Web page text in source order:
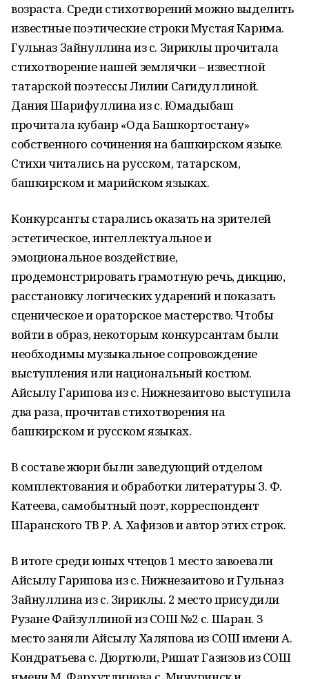
возраста. Среди стихотворений можно выделить
известные поэтические строки Мустая Карима.
Гульназ Зайнуллина из с. Зириклы прочитала
стихотворение нашей землячки – известной
татарской поэтессы Лилии Сагидуллиной.
Дания Шарифуллина из с. Юмадыбаш
прочитала кубаир «Ода Башкортостану»
собственного сочинения на башкирском языке.
Стихи читались на русском, татарском,
башкирском и марийском языках.
Конкурсанты старались оказать на зрителей
эстетическое, интеллектуальное и
эмоциональное воздействие,
продемонстрировать грамотную речь, дикцию,
расстановку логических ударений и показать
сценическое и ораторское мастерство. Чтобы
войти в образ, некоторым конкурсантам были
необходимы музыкальное сопровождение
выступления или национальный костюм.
Айсылу Гарипова из с. Нижнезаитово выступила
два раза, прочитав стихотворения на
башкирском и русском языках.
В составе жюри были заведующий отделом
комплектования и обработки литературы З. Ф.
Катеева, самобытный поэт, корреспондент
Шаранского ТВ Р. А. Хафизов и автор этих строк.
В итоге среди юных чтецов 1 место завоевали
Айсылу Гарипова из с. Нижнезаитово и Гульназ
Зайнуллина из с. Зириклы. 2 место присудили
Рузане Файзуллиной из СОШ №2 с. Шаран. 3
место заняли Айсылу Халяпова из СОШ имени А.
Кондратьева с. Дюртюли, Ришат Газизов из СОШ